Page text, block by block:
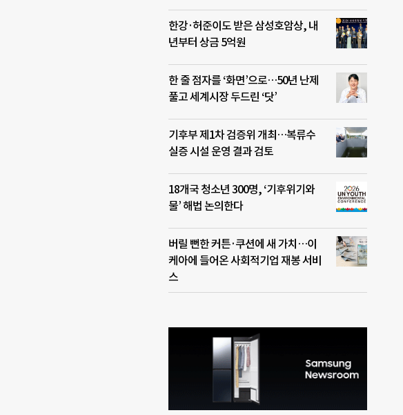
한강·허준이도 받은 삼성호암상, 내
년부터 상금 5억원
한 줄 점자를 ‘화면’으로…50년 난제
풀고 세계시장 두드린 ‘닷’
기후부 제1차 검증위 개최…복류수
실증 시설 운영 결과 검토
18개국 청소년 300명, ‘기후위기와
물’ 해법 논의한다
버릴 뻔한 커튼·쿠션에 새 가치…이
케아에 들어온 사회적기업 재봉 서비
스